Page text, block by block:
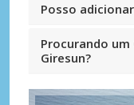
Posso
Procurando um
Giresun?